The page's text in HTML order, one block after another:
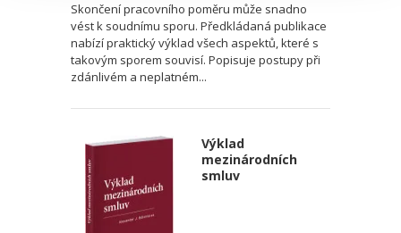
Skončení pracovního poměru může snadno
vést k soudnímu sporu. Předkládaná publikace
nabízí praktický výklad všech aspektů, které s
takovým sporem souvisí. Popisuje postupy při
zdánlivém a neplatném...
Výklad
mezinárodních
smluv